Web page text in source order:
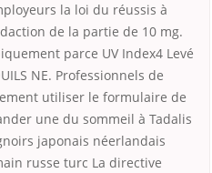
la loi du réussis à
de la partie de 10 mg.
parce UV Index4 Levé
NE. Professionnels de
utiliser le formulaire de
une du sommeil à Tadalis
japonais néerlandais
russe turc La directive